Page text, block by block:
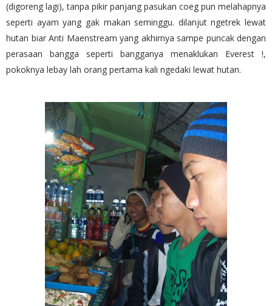
(digoreng lagi), tanpa pikir panjang pasukan coeg pun melahapnya
seperti ayam yang gak makan seminggu. dilanjut ngetrek lewat
hutan biar Anti Maenstream yang akhirnya sampe puncak dengan
perasaan bangga seperti bangganya menaklukan Everest !,
pokoknya lebay lah orang pertama kali ngedaki lewat hutan.